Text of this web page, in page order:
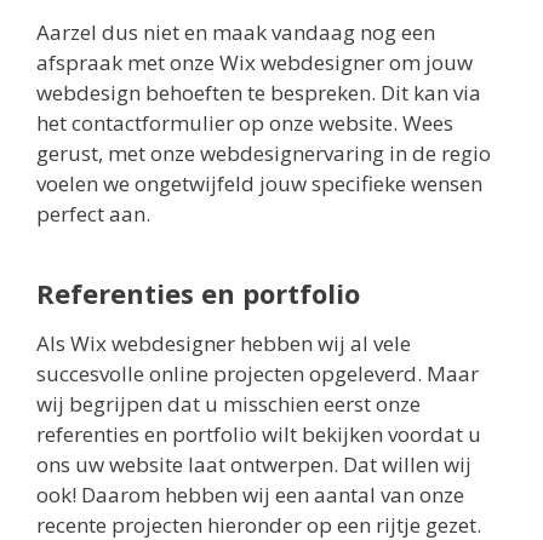
Aarzel dus niet en maak vandaag nog een
afspraak met onze Wix webdesigner om jouw
webdesign behoeften te bespreken. Dit kan via
het contactformulier op onze website. Wees
gerust, met onze webdesignervaring in de regio
voelen we ongetwijfeld jouw specifieke wensen
perfect aan.
Referenties en portfolio
Als Wix webdesigner hebben wij al vele
succesvolle online projecten opgeleverd. Maar
wij begrijpen dat u misschien eerst onze
referenties en portfolio wilt bekijken voordat u
ons uw website laat ontwerpen. Dat willen wij
ook! Daarom hebben wij een aantal van onze
recente projecten hieronder op een rijtje gezet.